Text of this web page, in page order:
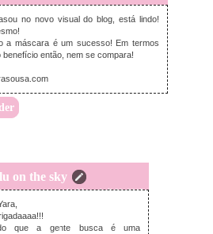
no novo visual do blog, está lindo!
a máscara é um sucesso! Em termos
benefício então, nem se compara!
on the sky
segunda-feira, abril 20, 2015
que a gente busca é uma